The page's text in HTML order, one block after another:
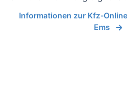
Informationen zur Kfz-
Ems